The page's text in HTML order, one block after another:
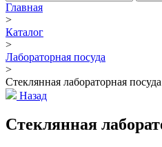
Главная
>
Каталог
>
Лабораторная посуда
>
Стеклянная лабораторная посуда
Назад
Стеклянная